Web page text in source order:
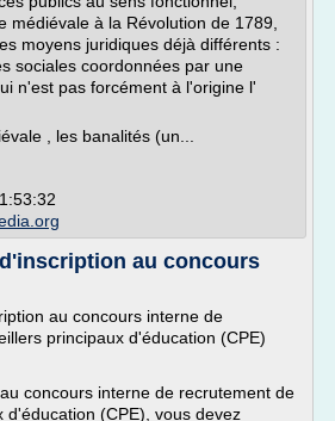
médiévale à la Révolution de 1789,
moyens juridiques déjà différents :
sociales coordonnées par une
n'est pas forcément à l'origine l'
, les banalités (un...
au concours
au concours interne de
principaux d'éducation (CPE)
concours interne de recrutement de
d'éducation (CPE), vous devez